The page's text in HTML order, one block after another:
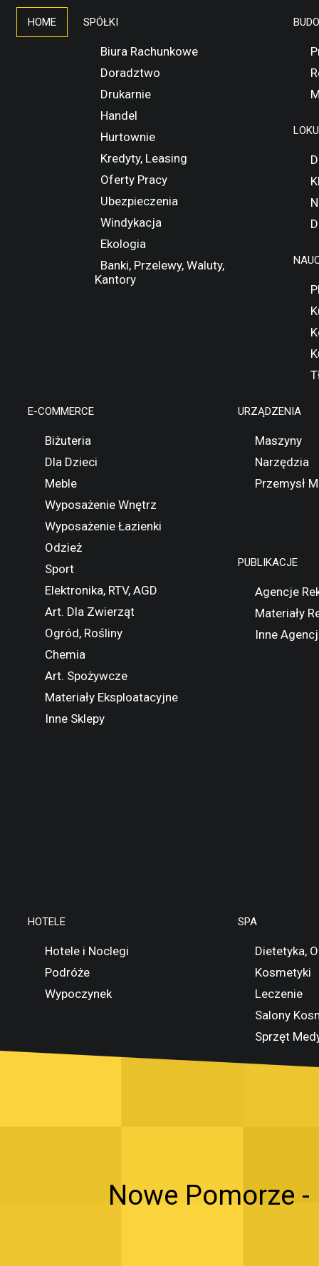
HOME SPÓŁKI
Biura Rachunkowe
Doradztwo
Drukarnie
Handel
Hurtownie
Kredyty, Leasing
Oferty Pracy
Ubezpieczenia
Windykacja
Ekologia
Banki, Przelewy, Waluty,
Kantory
E-COMMERCE
Biżuteria
Dla Dzieci
Meble
Wyposażenie Wnętrz
Wyposażenie Łazienki
Odzież
Sport
Elektronika, RTV, AGD
Art. Dla Zwierząt
Ogród, Rośliny
Chemia
Art. Spożywcze
Materiały Eksploatacyjne
Inne Sklepy
URZĄDZENIA
Maszyny
Narzędzia
Przemysł
PUBLIKACJE
Agencje
Materiały
Inne
HOTELE
Hotele i Noclegi
Podróże
Wypoczynek
SPA
Dietetyka,
Kosmetyki
Leczenie
Salony
Sprzęt
Nowe Pomorze